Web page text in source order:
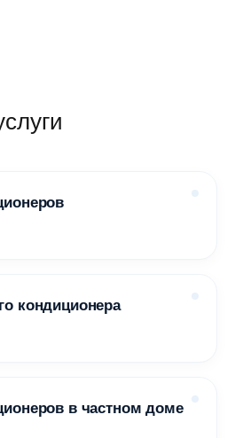
кондиционера
в частном доме